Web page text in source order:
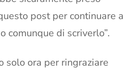
post per continuare a
comunque di scriverlo”.
solo ora per ringraziare